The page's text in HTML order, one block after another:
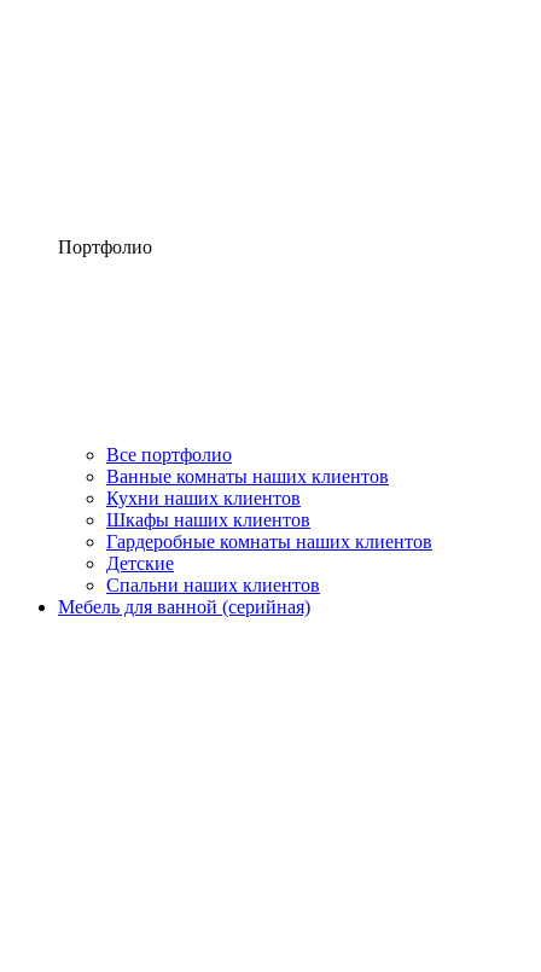
Портфолио
Все портфолио
Ванные комнаты наших клиентов
Кухни наших клиентов
Шкафы наших клиентов
Гардеробные комнаты наших клиентов
Детские
Спальни наших клиентов
Мебель для ванной (серийная)